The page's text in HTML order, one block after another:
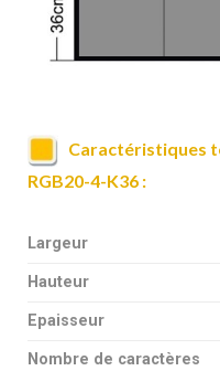
Caractéristiques
RGB20-4-K36 :
Largeur
Hauteur
Epaisseur
Nombre de caractères